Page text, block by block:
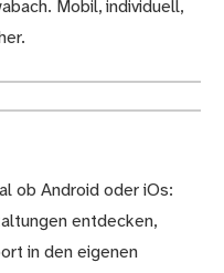
Mobil, individuell,
ob Android oder iOs:
entdecken,
in den eigenen